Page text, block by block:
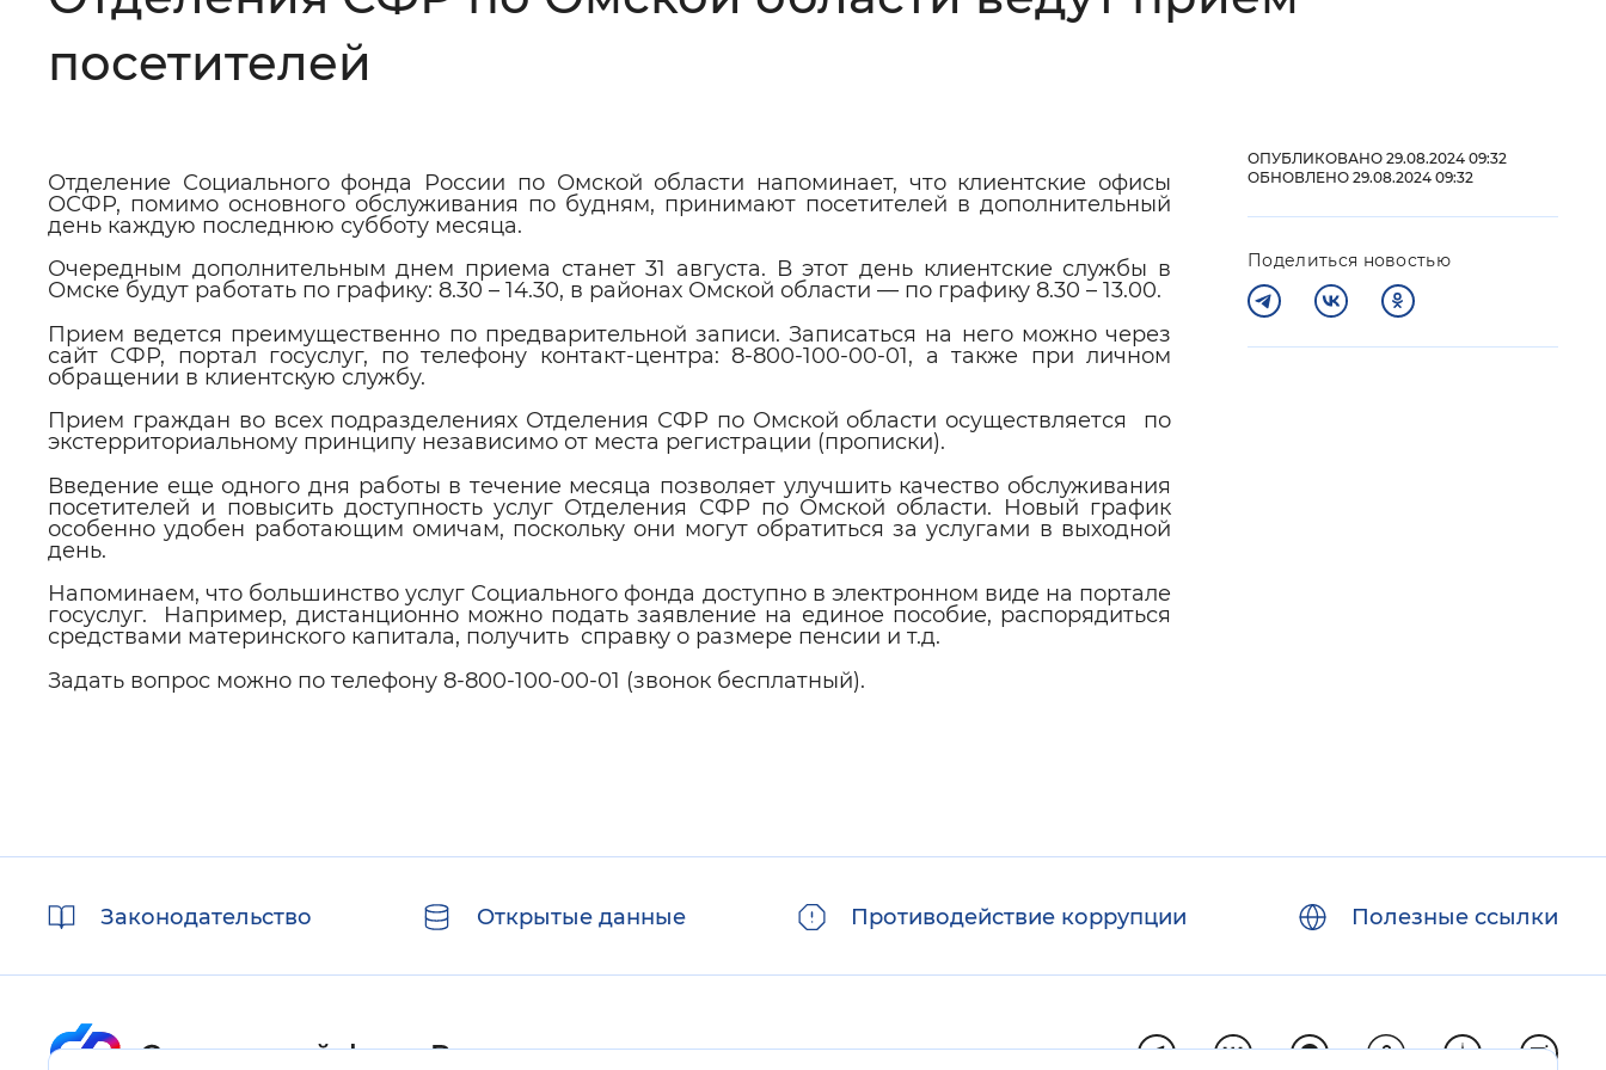
Звуковой ассистент: Воспроизвести
Вернуть стандартные настройки
посетителей
Отделение Социального фонда России по Омской области напоминает, что клиентские офисы
ОСФР, помимо основного обслуживания по будням, принимают посетителей в дополнительный
день каждую последнюю субботу месяца.
Очередным дополнительным днем приема станет 31 августа. В этот день клиентские службы в
Омске будут работать по графику: 8.30 – 14.30, в районах Омской области — по графику 8.30 – 13.00.
Прием ведется преимущественно по предварительной записи. Записаться на него можно через
сайт СФР, портал госуслуг, по телефону контакт-центра: 8-800-100-00-01, а также при личном
обращении в клиентскую службу.
Прием граждан во всех подразделениях Отделения СФР по Омской области осуществляется по
экстерриториальному принципу независимо от места регистрации (прописки).
Введение еще одного дня работы в течение месяца позволяет улучшить качество обслуживания
посетителей и повысить доступность услуг Отделения СФР по Омской области. Новый график
особенно удобен работающим омичам, поскольку они могут обратиться за услугами в выходной
день.
Напоминаем, что большинство услуг Социального фонда доступно в электронном виде на портале
госуслуг. Например, дистанционно можно подать заявление на единое пособие, распорядиться
средствами материнского капитала, получить справку о размере пенсии и т.д.
Задать вопрос можно по телефону 8-800-100-00-01 (звонок бесплатный).
ОПУБЛИКОВАНО 29.08.2024 09:32
ОБНОВЛЕНО 29.08.2024 09:32
Поделиться новостью
ссылкиЗаконодательство Открытые данные Противодействие коррупции Полезные ссылки